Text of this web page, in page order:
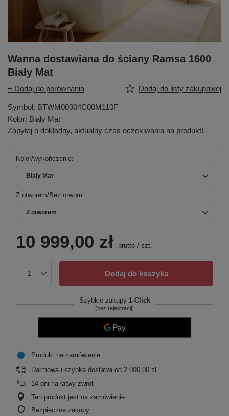
Wanna dostawiana do ściany Ramsa 1600
Biały Mat
+ Dodaj do porównania Dodaj do listy zakupowej
Symbol: BTWM00004C00M110F
Kolor: Biały Mat
Zapytaj o dokładny, aktualny czas oczekiwania na produkt!
Kolor/wykończenie
Biały Mat
Z otworem/Bez otworu
Z otworem
10 999,00 zł brutto / szt.
Dodaj do koszyka
Szybkie zakupy 1-Click
(bez rejestracji)
Produkt na zamówienie
Darmowa i szybka dostawa od 2 000,00 zł
14 dni na łatwy zwrot
Ten produkt jest na zamówienie
Bezpieczne zakupy